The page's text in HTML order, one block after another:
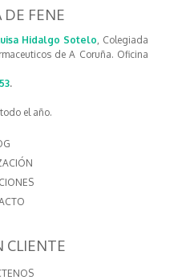
DE FENE
Hidalgo Sotelo, Colegiada
de A Coruña. Oficina
.
el año.
CLIENTE